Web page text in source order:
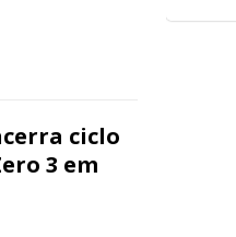
ciclo
3 em